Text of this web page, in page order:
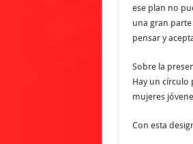
ese plan no
una gran
pensar y
Sobre la
Hay un círculo
mujeres
Con esta